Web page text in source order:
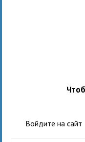
Войдите на сайт